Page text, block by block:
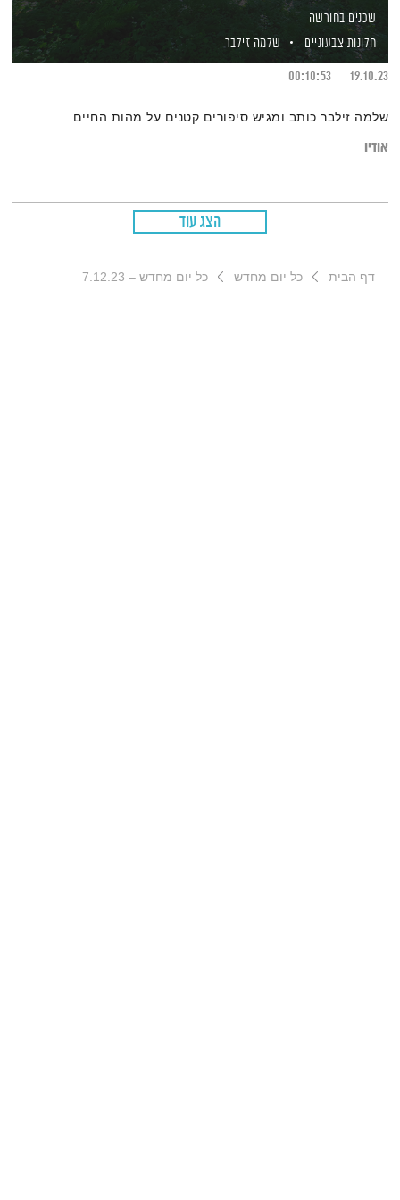
שכנים בחורשה
חלונות צבעוניים
שלמה זילבר
19.10.23
00:10:53
שלמה זילבר כותב ומגיש סיפורים קטנים על מהות החיים
אודיו
הצג עוד
דף הבית כל יום מחדש כל יום מחדש – 7.12.23